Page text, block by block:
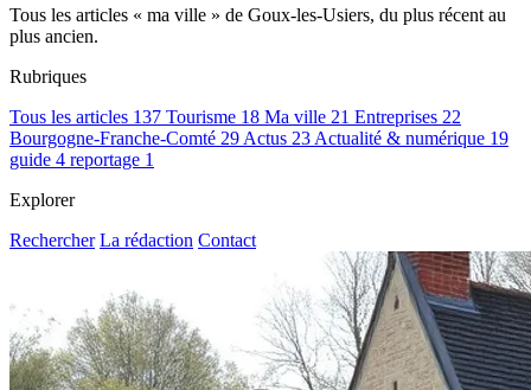
Tous les articles « ma ville » de Goux-les-Usiers, du plus récent au
plus ancien.
Rubriques
Tous les articles 137 Tourisme 18 Ma ville 21 Entreprises 22
Bourgogne-Franche-Comté 29 Actus 23 Actualité & numérique 19
guide 4 reportage 1
Explorer
Rechercher La rédaction Contact